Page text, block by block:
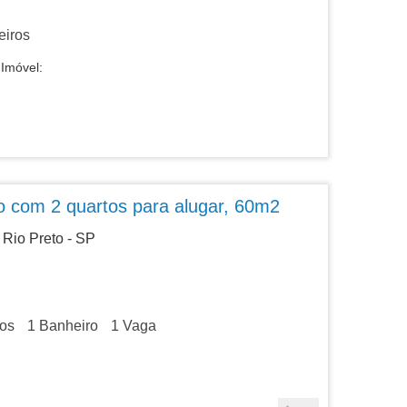
com 2 quartos para alugar, 60m2
Preto - SP
1 Banheiro 1 Vaga